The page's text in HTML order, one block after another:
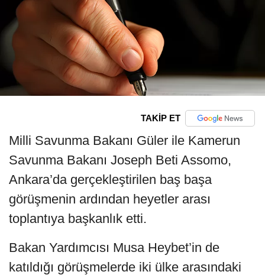
TAKİP ET
Milli Savunma Bakanı Güler ile Kamerun
Savunma Bakanı Joseph Beti Assomo,
Ankara’da gerçekleştirilen baş başa
görüşmenin ardından heyetler arası
toplantıya başkanlık etti.
Bakan Yardımcısı Musa Heybet’in de
katıldığı görüşmelerde iki ülke arasındaki